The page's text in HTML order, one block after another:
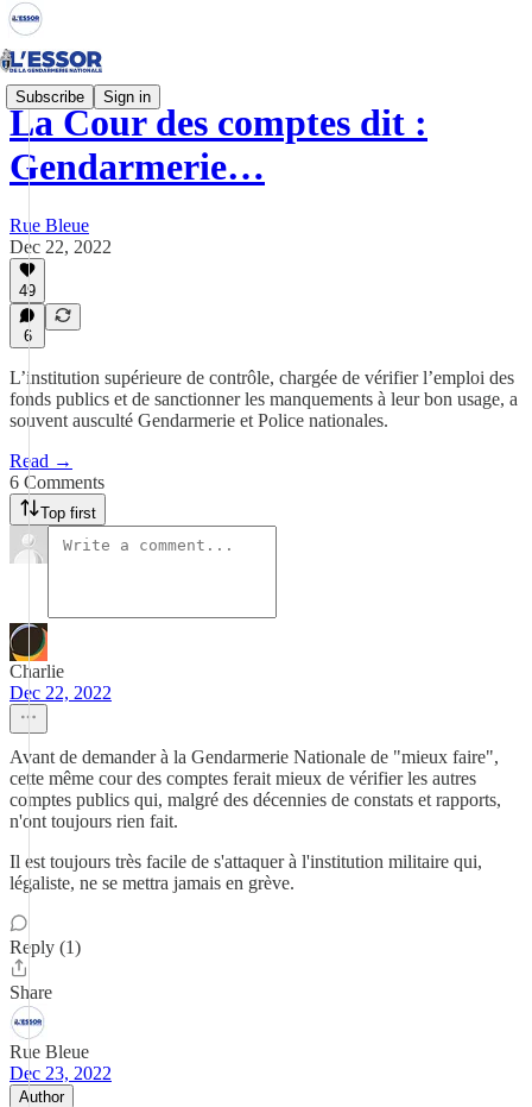
Subscribe Sign in
La Cour des comptes dit :
Gendarmerie…
Rue Bleue
Dec 22, 2022
49
6
L’institution supérieure de contrôle, chargée de vérifier l’emploi des
fonds publics et de sanctionner les manquements à leur bon usage, a
souvent ausculté Gendarmerie et Police nationales.
Read →
6 Comments
Top first
Charlie
Dec 22, 2022
Avant de demander à la Gendarmerie Nationale de "mieux faire",
cette même cour des comptes ferait mieux de vérifier les autres
comptes publics qui, malgré des décennies de constats et rapports,
n'ont toujours rien fait.
Il est toujours très facile de s'attaquer à l'institution militaire qui,
légaliste, ne se mettra jamais en grève.
Reply (1)
Share
Rue Bleue
Dec 23, 2022
Author